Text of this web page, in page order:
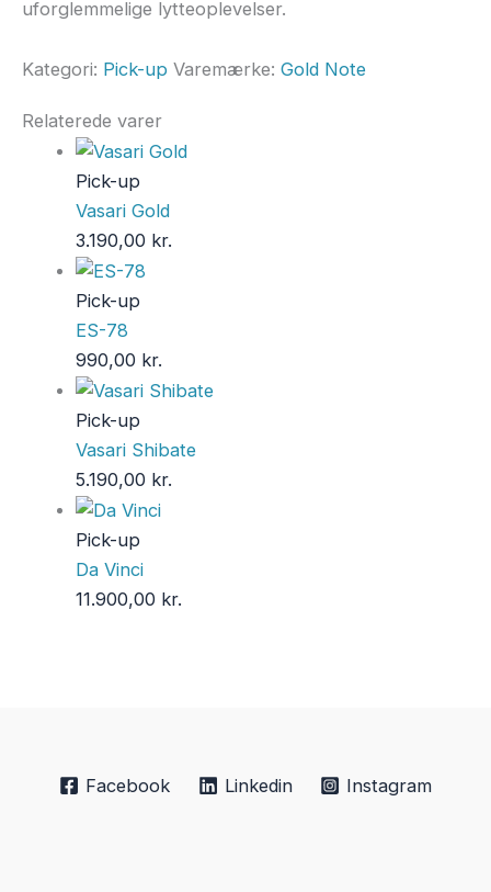
uforglemmelige lytteoplevelser.
Kategori: Pick-up Varemærke: Gold Note
Relaterede varer
Pick-up
Vasari Gold
3.190,00 kr.
Pick-up
ES-78
990,00 kr.
Pick-up
Vasari Shibate
5.190,00 kr.
Pick-up
Da Vinci
11.900,00 kr.
Facebook Linkedin Instagram